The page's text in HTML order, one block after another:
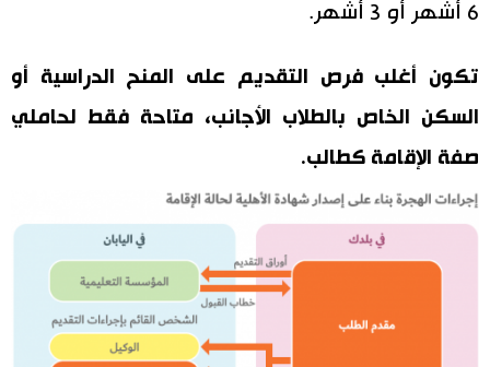
6 أشهر أو 3 أشهر.
تكون أغلب فرص التقديم على المنح الدراسية أو
السكن الخاص بالطلاب الأجانب، متاحة فقط لحاملي
صفة الإقامة كطالب.